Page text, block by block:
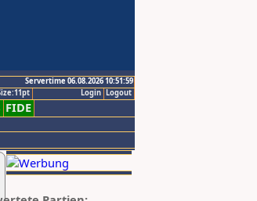
Servertime 06.08.2026 10:51:59
Logout
Login
FIDE